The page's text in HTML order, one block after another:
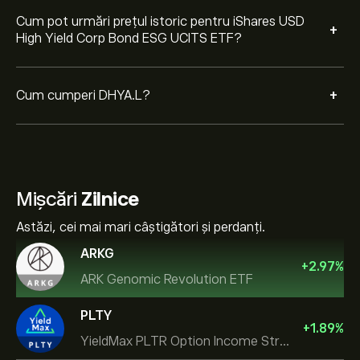
Cum pot urmări prețul istoric pentru iShares USD
High Yield Corp Bond ESG UCITS ETF?
+
Cum cumperi DHYA.L? +
Mișcări Zilnice
Astăzi, cei mai mari câștigători și perdanți.
ARKG
ARK Genomic Revolution ETF
+2.97%
PLTY
YieldMax PLTR Option Income Strategy ETF
+1.89%